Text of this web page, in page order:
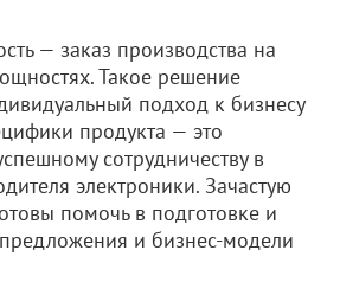
— заказ производства на
Такое решение
подход к бизнесу
продукта — это
сотрудничеству в
электроники. Зачастую
помочь в подготовке и
и бизнес-модели